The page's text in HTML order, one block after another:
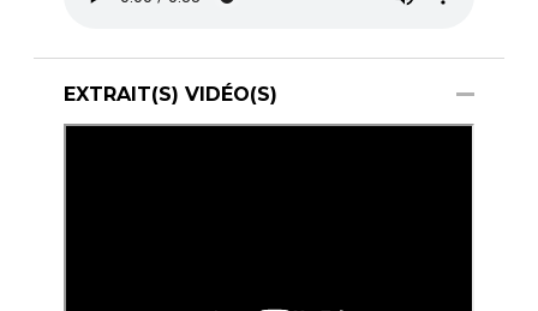
EXTRAIT(S) VIDÉO(S)